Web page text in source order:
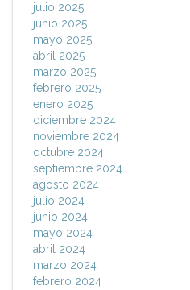
julio 2025
junio 2025
mayo 2025
abril 2025
marzo 2025
febrero 2025
enero 2025
diciembre 2024
noviembre 2024
octubre 2024
septiembre 2024
agosto 2024
julio 2024
junio 2024
mayo 2024
abril 2024
marzo 2024
febrero 2024